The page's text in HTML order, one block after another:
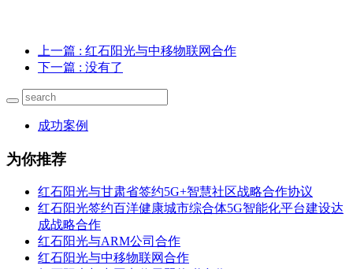
上一篇 : 红石阳光与中移物联网合作
下一篇 : 没有了
成功案例
为你推荐
红石阳光与甘肃省签约5G+智慧社区战略合作协议
红石阳光签约百洋健康城市综合体5G智能化平台建设达
成战略合作
红石阳光与ARM公司合作
红石阳光与中移物联网合作